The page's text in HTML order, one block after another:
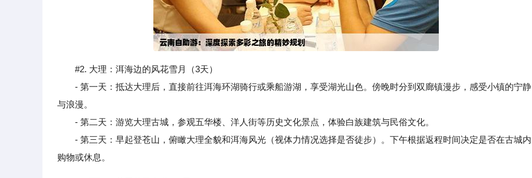
#2. 大理：洱海边的风花雪月（3天）
- 第一天：抵达大理后，直接前往洱海环湖骑行或乘船游湖，享受湖光山色。傍晚时分到双廊镇漫步，感受小镇的宁静
与浪漫。
- 第二天：游览大理古城，参观五华楼、洋人街等历史文化景点，体验白族建筑与民俗文化。
- 第三天：早起登苍山，俯瞰大理全貌和洱海风光（视体力情况选择是否徒步）。下午根据返程时间决定是否在古城内
购物或休息。